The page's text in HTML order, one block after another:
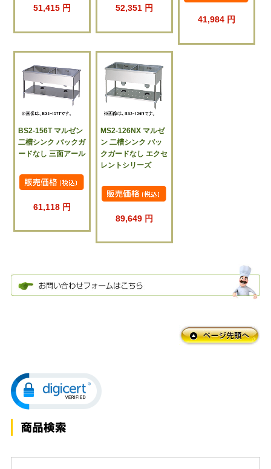
51,415 円 52,351 円
41,984 円
BS2-156T マルゼン
二槽シンク バックガ
ードなし 三面アール
61,118 円
MS2-126NX マルゼ
ン 二槽シンク バッ
クガードなし エクセ
レントシリーズ
89,649 円